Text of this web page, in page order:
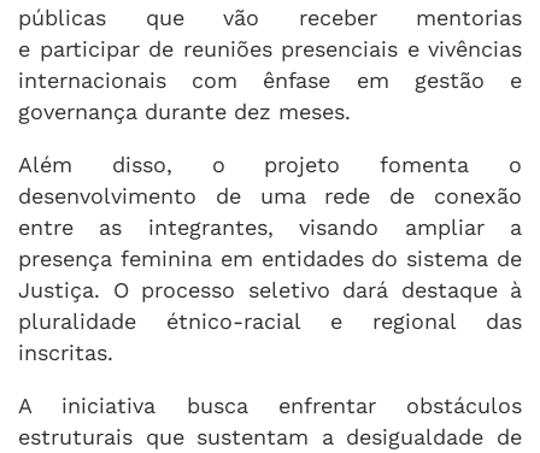
públicas que vão receber mentorias
e participar de reuniões presenciais e vivências
internacionais com ênfase em gestão e
governança durante dez meses.
Além disso, o projeto fomenta o
desenvolvimento de uma rede de conexão
entre as integrantes, visando ampliar a
presença feminina em entidades do sistema de
Justiça. O processo seletivo dará destaque à
pluralidade étnico-racial e regional das
inscritas.
A iniciativa busca enfrentar obstáculos
estruturais que sustentam a desigualdade de